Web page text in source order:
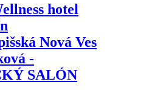
hotel
Nová Ves
-
SALÓN